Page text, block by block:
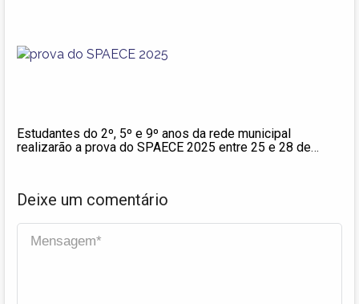
Estudantes do 2º, 5º e 9º anos da rede municipal
realizarão a prova do SPAECE 2025 entre 25 e 28 de
Deixe um comentário